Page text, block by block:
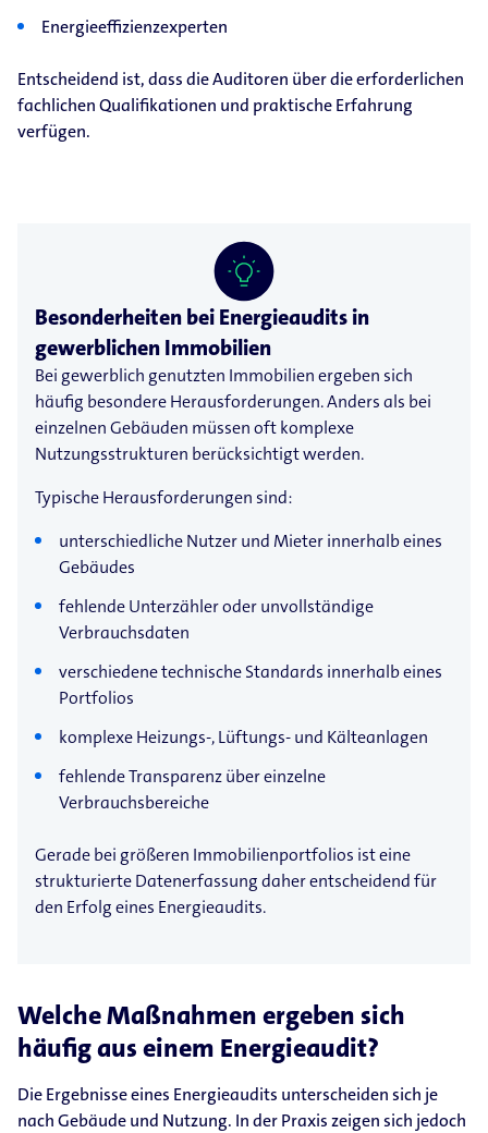
Energieeffizienzexperten
Entscheidend ist, dass die Auditoren über die erforderlichen
fachlichen Qualifikationen und praktische Erfahrung
verfügen.
Besonderheiten bei Energieaudits in
gewerblichen Immobilien
Bei gewerblich genutzten Immobilien ergeben sich
häufig besondere Herausforderungen. Anders als bei
einzelnen Gebäuden müssen oft komplexe
Nutzungsstrukturen berücksichtigt werden.
Typische Herausforderungen sind:
unterschiedliche Nutzer und Mieter innerhalb eines
Gebäudes
fehlende Unterzähler oder unvollständige
Verbrauchsdaten
verschiedene technische Standards innerhalb eines
Portfolios
komplexe Heizungs-, Lüftungs- und Kälteanlagen
fehlende Transparenz über einzelne
Verbrauchsbereiche
Gerade bei größeren Immobilienportfolios ist eine
strukturierte Datenerfassung daher entscheidend für
den Erfolg eines Energieaudits.
Welche Maßnahmen ergeben sich
häufig aus einem Energieaudit?
Die Ergebnisse eines Energieaudits unterscheiden sich je
nach Gebäude und Nutzung. In der Praxis zeigen sich jedoch